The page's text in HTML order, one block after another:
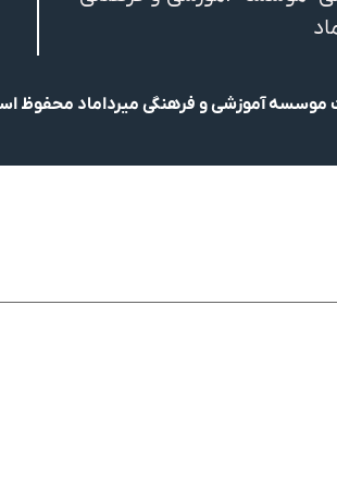
موسسه آموزشی و فرهنگی میرداماد محفوظ